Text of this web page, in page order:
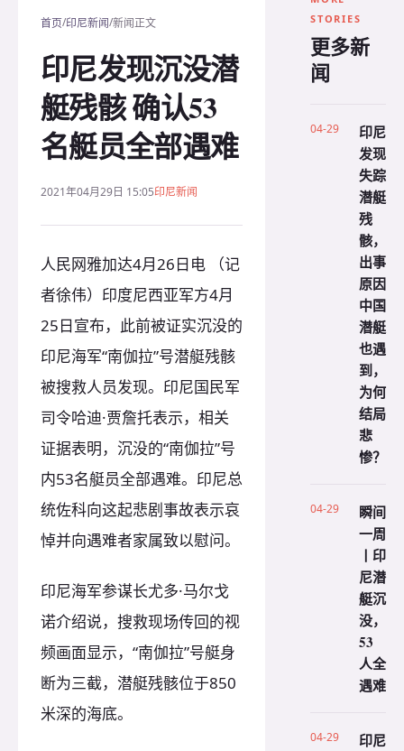
首页/印尼新闻/新闻正文
印尼发现沉没潜
艇残骸 确认53
名艇员全部遇难
2021年04月29日 15:05印尼新闻
人民网雅加达4月26日电 （记
者徐伟）印度尼西亚军方4月
25日宣布，此前被证实沉没的
印尼海军“南伽拉”号潜艇残骸
被搜救人员发现。印尼国民军
司令哈迪·贾詹托表示，相关
证据表明，沉没的“南伽拉”号
内53名艇员全部遇难。印尼总
统佐科向这起悲剧事故表示哀
悼并向遇难者家属致以慰问。
印尼海军参谋长尤多·马尔戈
诺介绍说，搜救现场传回的视
频画面显示，“南伽拉”号艇身
断为三截，潜艇残骸位于850
米深的海底。
STORIES
更多新
闻
04-29
印尼
发现
失踪
潜艇
残
骸，
出事
原因
中国
潜艇
也遇
到，
为何
结局
悲
惨？
04-29
瞬间
一周
丨印
尼潜
艇沉
没，
53
人全
遇难
04-29
印尼